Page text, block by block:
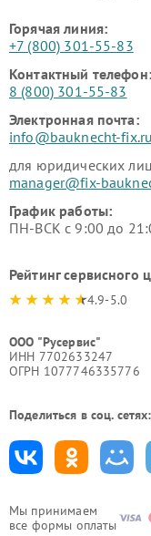
Мы принимаем
все формы оплаты
Горячая линия:
+7 (800) 301-55-83
Контактный телефон:
8 (800) 301-55-83
Электронная почта:
info@bauknecht-fix.ru
для юридических лиц
manager@fix-
График работы:
ПН-ВСК с 9:00 до
Рейтинг сервисного
4.9-5.0
ООО "Русервис"
ИНН 7702633247
ОГРН 1077746335776
Поделиться в соц. сетях: